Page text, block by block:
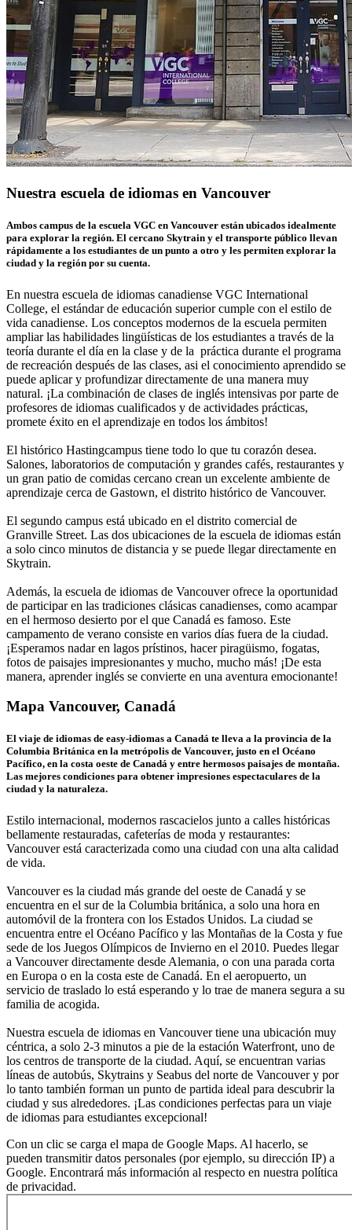
Nuestra escuela de idiomas en Vancouver
Ambos campus de la escuela VGC en Vancouver están ubicados idealmente
para explorar la región. El cercano Skytrain y el transporte público llevan
rápidamente a los estudiantes de un punto a otro y les permiten explorar la
ciudad y la región por su cuenta.
En nuestra escuela de idiomas canadiense VGC International
College, el estándar de educación superior cumple con el estilo de
vida canadiense. Los conceptos modernos de la escuela permiten
ampliar las habilidades lingüísticas de los estudiantes a través de la
teoría durante el día en la clase y de la práctica durante el programa
de recreación después de las clases, asi el conocimiento aprendido se
puede aplicar y profundizar directamente de una manera muy
natural. ¡La combinación de clases de inglés intensivas por parte de
profesores de idiomas cualificados y de actividades prácticas,
promete éxito en el aprendizaje en todos los ámbitos!
El histórico Hastingcampus tiene todo lo que tu corazón desea.
Salones, laboratorios de computación y grandes cafés, restaurantes y
un gran patio de comidas cercano crean un excelente ambiente de
aprendizaje cerca de Gastown, el distrito histórico de Vancouver.
El segundo campus está ubicado en el distrito comercial de
Granville Street. Las dos ubicaciones de la escuela de idiomas están
a solo cinco minutos de distancia y se puede llegar directamente en
Skytrain.
Además, la escuela de idiomas de Vancouver ofrece la oportunidad
de participar en las tradiciones clásicas canadienses, como acampar
en el hermoso desierto por el que Canadá es famoso. Este
campamento de verano consiste en varios días fuera de la ciudad.
¡Esperamos nadar en lagos prístinos, hacer piragüismo, fogatas,
fotos de paisajes impresionantes y mucho, mucho más! ¡De esta
manera, aprender inglés se convierte en una aventura emocionante!
Mapa Vancouver, Canadá
El viaje de idiomas de easy-idiomas a Canadá te lleva a la provincia de la
Columbia Británica en la metrópolis de Vancouver, justo en el Océano
Pacífico, en la costa oeste de Canadá y entre hermosos paisajes de montaña.
Las mejores condiciones para obtener impresiones espectaculares de la
ciudad y la naturaleza.
Estilo internacional, modernos rascacielos junto a calles históricas
bellamente restauradas, cafeterías de moda y restaurantes:
Vancouver está caracterizada como una ciudad con una alta calidad
de vida.
Vancouver es la ciudad más grande del oeste de Canadá y se
encuentra en el sur de la Columbia británica, a solo una hora en
automóvil de la frontera con los Estados Unidos. La ciudad se
encuentra entre el Océano Pacífico y las Montañas de la Costa y fue
sede de los Juegos Olímpicos de Invierno en el 2010. Puedes llegar
a Vancouver directamente desde Alemania, o con una parada corta
en Europa o en la costa este de Canadá. En el aeropuerto, un
servicio de traslado lo está esperando y lo trae de manera segura a su
familia de acogida.
Nuestra escuela de idiomas en Vancouver tiene una ubicación muy
céntrica, a solo 2-3 minutos a pie de la estación Waterfront, uno de
los centros de transporte de la ciudad. Aquí, se encuentran varias
líneas de autobús, Skytrains y Seabus del norte de Vancouver y por
lo tanto también forman un punto de partida ideal para descubrir la
ciudad y sus alrededores. ¡Las condiciones perfectas para un viaje
de idiomas para estudiantes excepcional!
Con un clic se carga el mapa de Google Maps. Al hacerlo, se
pueden transmitir datos personales (por ejemplo, su dirección IP) a
Google. Encontrará más información al respecto en nuestra política
de privacidad.